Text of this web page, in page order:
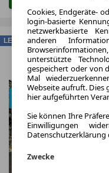
LEASING
Cookies, Endgeräte-
login-basierte
netzwerkbasierte
anderen
unterstützte
gespeichert oder von
Mal
Webseite aufruft. Dies
hier aufgeführten
Sie können Ihre
Einwilligungen
Datenschutzerklärung
Zwecke